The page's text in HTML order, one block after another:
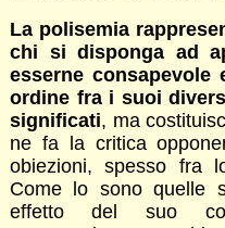
La polisemia
chi si disponga ad
esserne consapevole
ordine fra i suoi
significati, ma
ne fa la critica
obiezioni, spesso fra
Come lo sono quelle
effetto del suo